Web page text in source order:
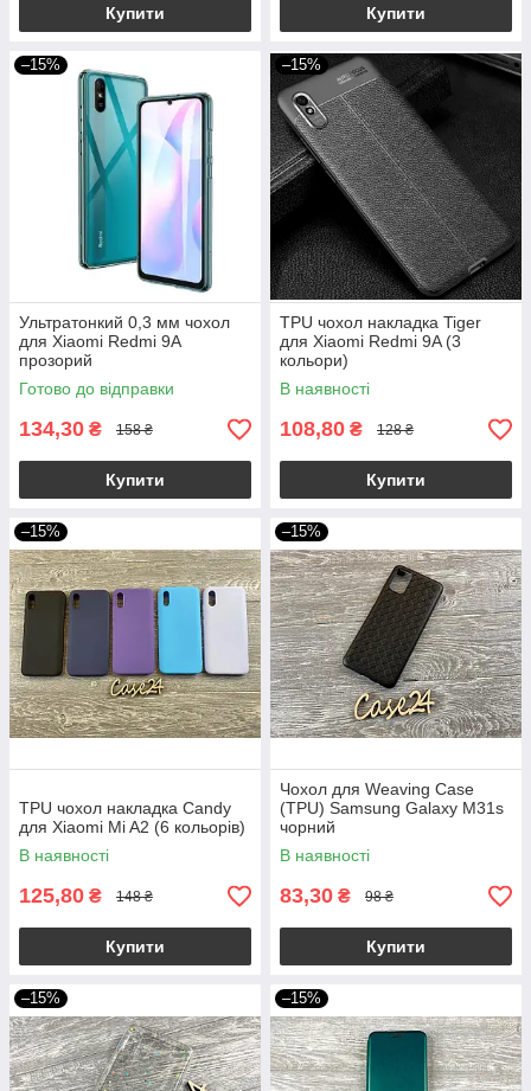
Купити Купити
–15%
Ультратонкий 0,3 мм чохол
для Xiaomi Redmi 9A
прозорий
Готово до відправки
134,30 ₴ 158 ₴
Купити
–15%
TPU чохол накладка Tiger
для Xiaomi Redmi 9A (3
кольори)
В наявності
108,80 ₴ 128 ₴
Купити
–15%
TPU чохол накладка Candy
для Xiaomi Mi A2 (6 кольорів)
В наявності
125,80 ₴ 148 ₴
Купити
–15%
Чохол для Weaving Case
(TPU) Samsung Galaxy M31s
чорний
В наявності
83,30 ₴ 98 ₴
Купити
–15% –15%